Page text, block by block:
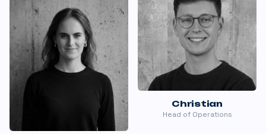
Christian
Head of Operations